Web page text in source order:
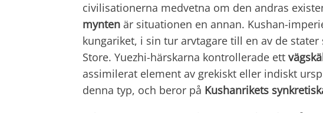
civilisationerna medvetna om den andras
mynten är situationen en annan. Kushan-
kungariket, i sin tur arvtagare till en av de
Store. Yuezhi-härskarna kontrollerade ett
assimilerat element av grekiskt eller indiskt
denna typ, och beror på Kushanrikets